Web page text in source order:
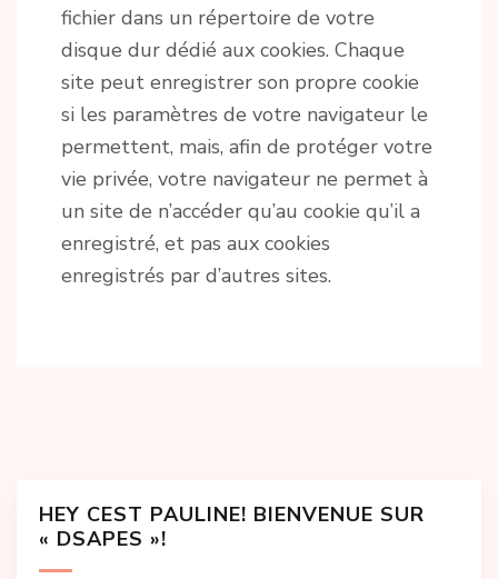
fichier dans un répertoire de votre
disque dur dédié aux cookies. Chaque
site peut enregistrer son propre cookie
si les paramètres de votre navigateur le
permettent, mais, afin de protéger votre
vie privée, votre navigateur ne permet à
un site de n’accéder qu’au cookie qu’il a
enregistré, et pas aux cookies
enregistrés par d’autres sites.
HEY CEST PAULINE! BIENVENUE SUR
« DSAPES »!